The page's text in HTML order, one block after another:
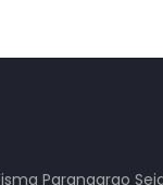
Parangargo